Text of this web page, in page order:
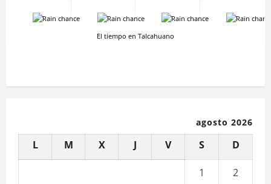
- - - -
El tiempo en Talcahuano
agosto 2026
L M X J V S D
1
2